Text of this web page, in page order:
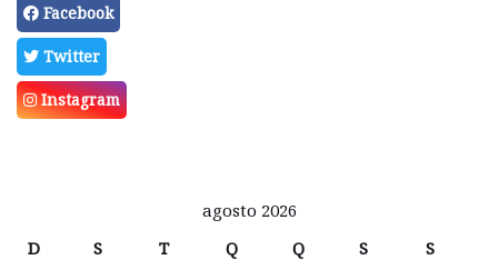
Facebook
Twitter
Instagram
agosto 2026
D
S T Q Q S S